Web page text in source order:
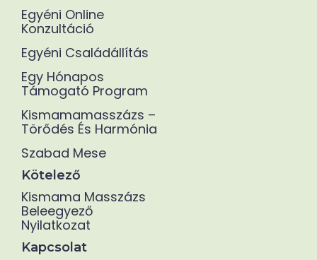
Egyéni Online
Konzultáció
Egyéni Családállítás
Egy Hónapos
Támogató Program
Kismamamasszázs –
Törődés És Harmónia
Szabad Mese
Kötelező
Kismama Masszázs
Beleegyező
Nyilatkozat
Kapcsolat